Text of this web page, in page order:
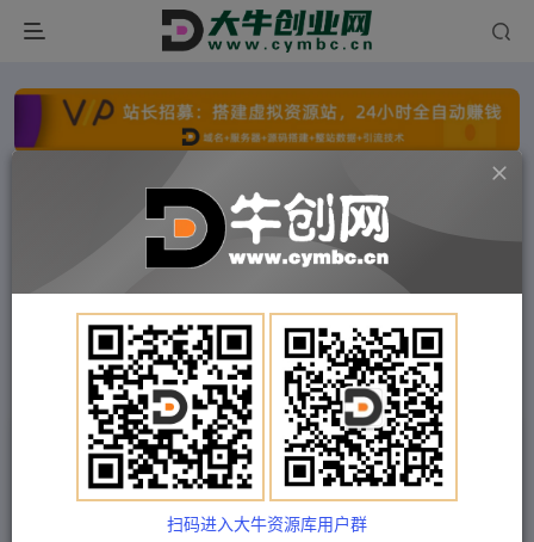
点击开通分站+ 每日收入300+
文字广告火爆招租 文字广告火爆招租
文字广告火爆招租
文字广告火爆招租 文字广告火爆招租
付费项目 福缘网 正文
公域流量-操盘手，流量就是生意的基石，搞好流
量定单源源不断
扫码进入大牛资源库用户群